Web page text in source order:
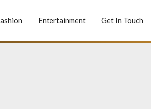
Entertainment Get In Touch